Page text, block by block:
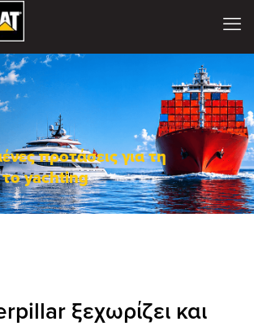
προτάσεις για τη
το yachting
ξεχωρίζει και